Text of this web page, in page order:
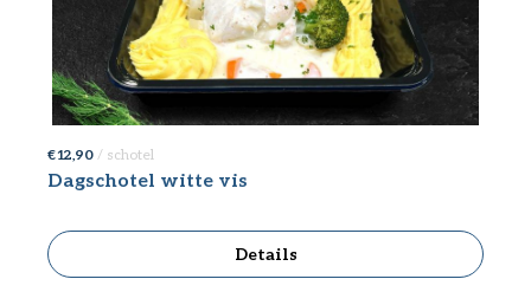
€ 12,90 / schotel
Dagschotel witte vis
Details